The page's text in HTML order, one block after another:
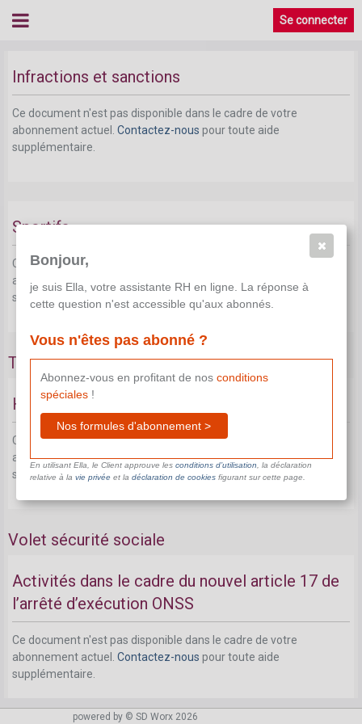
Se connecter
Infractions et sanctions
Ce document n'est pas disponible dans le cadre de votre
abonnement actuel. Contactez-nous pour toute aide
supplémentaire.
Sportifs
Ce document n'est pas disponible dans le cadre de votre
abonnement actuel.
Contactez-nous
pour toute aide
supplémentaire.
Travail associatif
Historique juridique
Ce document n'est pas disponible dans le cadre de votre
abonnement actuel.Contactez-nouspour toute aide
supplémentaire.
Volet sécurité sociale
Activités dans le cadre du nouvel article 17 de
l’arrêté d’exécution ONSS
Ce document n'est pas disponible dans le cadre de votre
abonnement actuel. Contactez-nous pour toute aide
supplémentaire.
powered by © SD Worx 2026
Bonjour,
je suis Ella, votre assistante RH en ligne. La réponse à
cette question n'est accessible qu'aux abonnés.
Vous n'êtes pas abonné ?
Abonnez-vous en profitant de nos conditions
spéciales!
Nos formules d'abonnement >
En utilisant Ella, le Client approuve les conditions d’utilisation , la déclaration
relative à la vie privéeet la déclaration de cookiesfigurant sur cette page.